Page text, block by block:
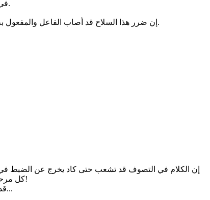
في عدم تكفير ألف كافر، خير من أن نخطئ في تكفير مسلم واحد.
إن ضرر هذا السلاح قد أصاب الفاعل والمفعول به، في الدنيا وفي الآخرة؛ ومن لم يكن له خير من نفسه، فلا يُرجى منه خير لغيره. نسأل الله العفو والعافية.
إن الكلام في التصوف قد تشعب حتى كاد يخرج عن الضبط
كل مرحلة من مراحل عمر الأمة الإسلامية. لكننا نرى أنه حان الوقت، وبعد أن أصاب الأمة ما أصاب، أن نقول: إن التصوف إسلام. ونعني أنه تحقيق للإسلام!
قد يرى البعض أن هذا تعسف باعتبار أن الكلمة مبهمة وغير ذات أصل شرعي؛ أو هي دخيلة إن اعتبرنا نسبتها إلى الأديان الكـتابية والوثنية على السواء...